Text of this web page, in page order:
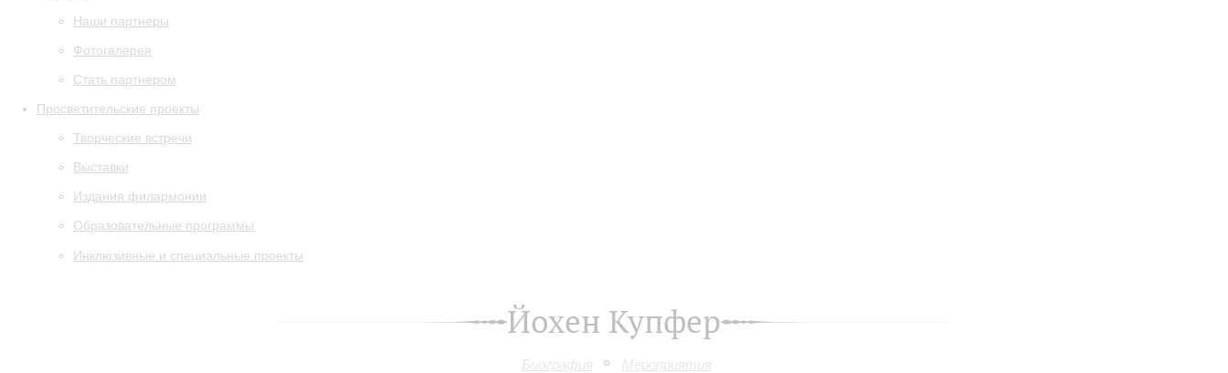
Наши партнеры
Фотогалерея
Стать партнером
Просветительские проекты
Творческие встречи
Выставки
Издания филармонии
Образовательные программы
Инклюзивные и специальные проекты
Йохен Купфер
Биография Мероприятия